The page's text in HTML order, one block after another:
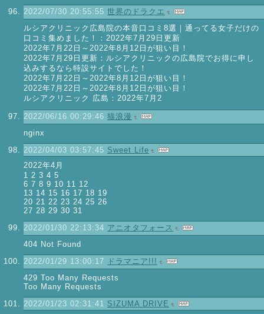
2022/07/30 20:55:55 世界のドラクエ
ルシアクリニック広島院の本音口コミ8選｜通ってる女子だけの
口コミ集めました！：2022年7月29日更新
2022年7月22日～2022年8月12日が狙い目！
2022年7月29日更新：ルシアクリニックの広島院でお得に申し
込みするなら特設サイトでした！
2022年7月22日～2022年8月12日が狙い目！
2022年7月22日～2022年8月12日が狙い目！
ルシアクリニック 広島：2022年7月2
2022/06/16 00:29:46 猫浪漫
nginx
2022/04/03 03:57:45 Sweet Life
2022年4月
1 2 3 4 5
6 7 8 9 10 11 12
13 14 15 16 17 18 19
20 21 22 23 24 25 26
27 28 29 30 31
2022/01/30 22:13:34 アニオタフォース
404 Not Found
2022/01/29 13:00:17
ドラマニア!!!
429 Too Many Requests
Too Many Requests
2022/01/23 02:31:41 SIZUMA DRIVE